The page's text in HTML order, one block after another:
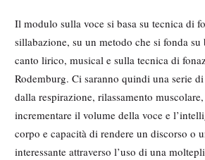
Il modulo sulla voce si basa su tecnica di
sillabazione, su un metodo che si fonda
canto lirico, musical e sulla tecnica di
Rodemburg. Ci saranno quindi una serie
dalla respirazione, rilassamento
incrementare il volume della voce e
corpo e capacità di rendere un discorso o
interessante attraverso l’uso di una